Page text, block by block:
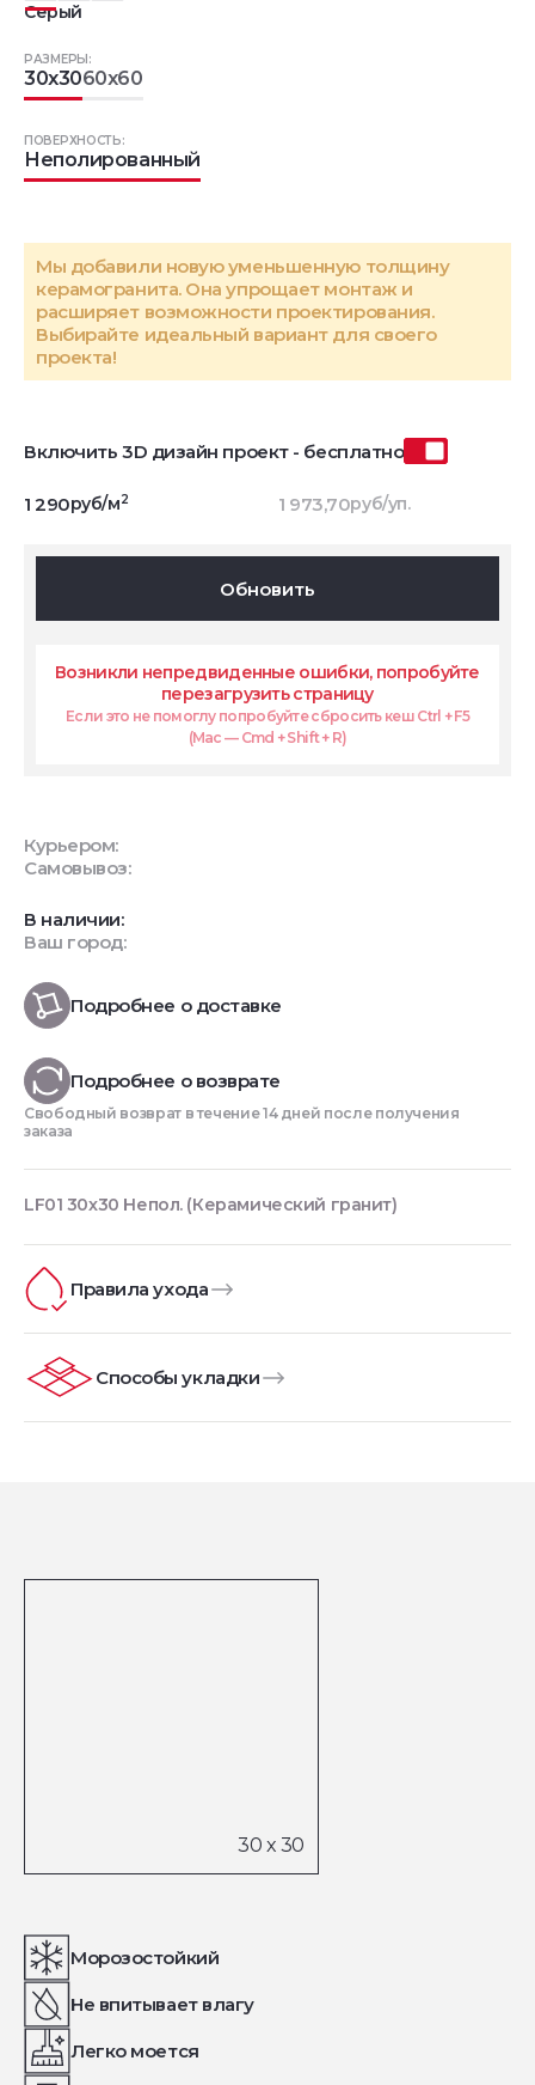
Серый
РАЗМЕРЫ:
30x3060x60
ПОВЕРХНОСТЬ:
Неполированный
Мы добавили новую уменьшенную толщину
керамогранита. Она упрощает монтаж и
расширяет возможности проектирования.
Выбирайте идеальный вариант для своего
проекта!
Включить 3D дизайн проект - бесплатно
1 290руб/м2 1 973,70руб/уп.
Обновить
Возникли непредвиденные ошибки, попробуйте
перезагрузить страницу
Если это не помоглу попробуйте сбросить кеш Ctrl + F5
(Mac — Cmd + Shift + R)
Курьером:
Самовывоз:
В наличии:
Ваш город:
Подробнее о доставке
Подробнее о возврате
Свободный возврат в течение 14 дней после получения
заказа
LF01 30x30 Непол. (Керамический гранит)
Правила ухода
Способы укладки
Морозостойкий
Не впитывает влагу
Легко моется